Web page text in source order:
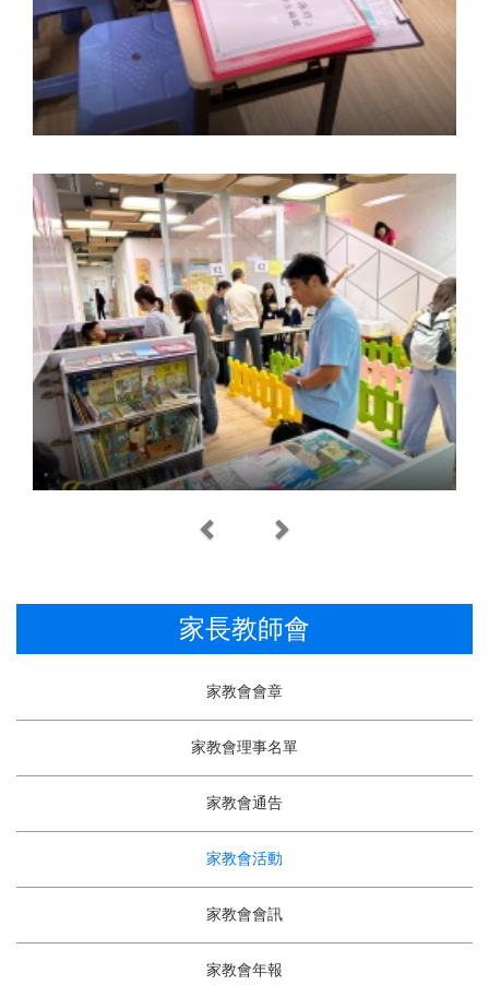
PreviousNext
家長教師會
家教會會章
家教會理事名單
家教會通告
家教會活動
家教會會訊
家教會年報